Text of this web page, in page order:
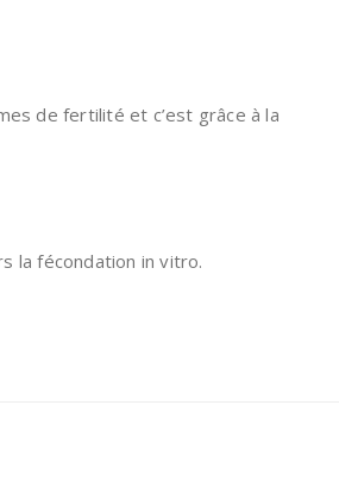
de fertilité et c’est grâce à la
la fécondation in vitro.